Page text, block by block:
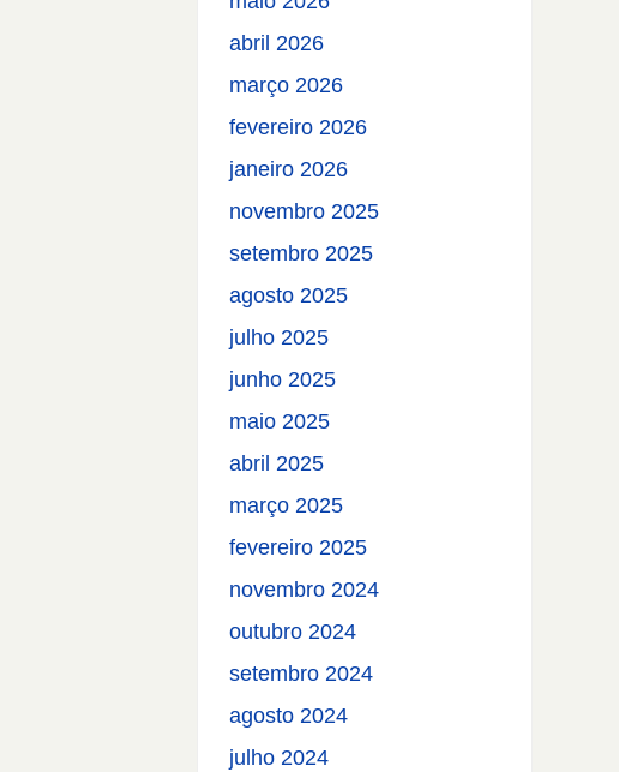
abril 2026
março 2026
fevereiro 2026
janeiro 2026
novembro 2025
setembro 2025
agosto 2025
julho 2025
junho 2025
maio 2025
abril 2025
março 2025
fevereiro 2025
novembro 2024
outubro 2024
setembro 2024
agosto 2024
julho 2024